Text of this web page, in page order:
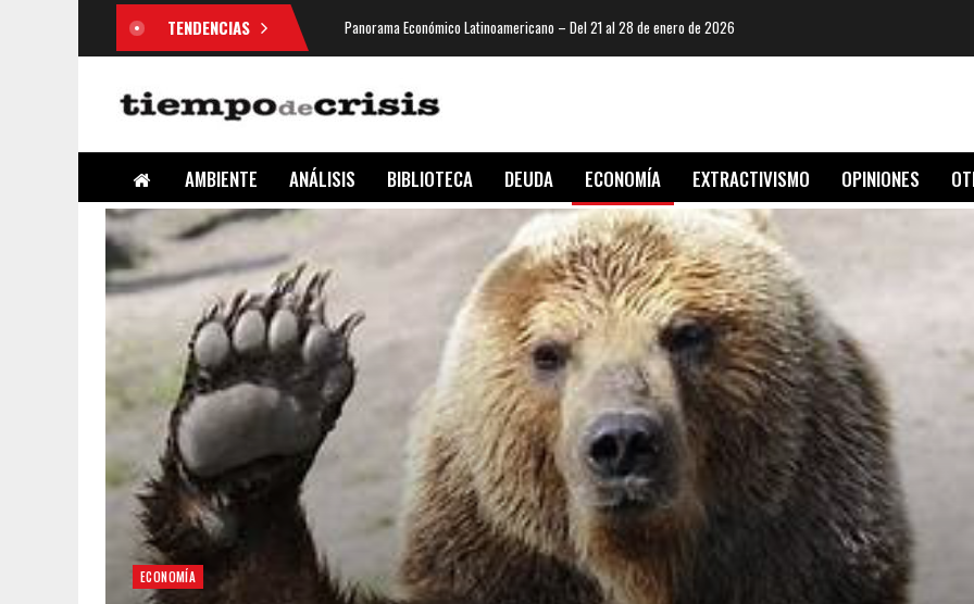
TENDENCIAS Panorama Económico Latinoamericano – Del 21 al 28 de enero de 2026
AMBIENTE ANÁLISIS BIBLIOTECA DEUDA ECONOMÍA EXTRACTIVISMO OPINIONES
ECONOMÍA